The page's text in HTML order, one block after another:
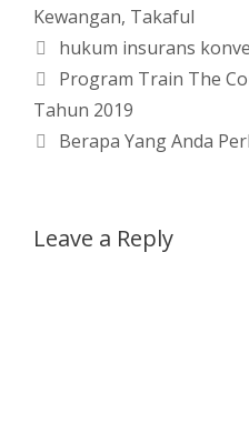
Kewangan, Takaful
Tags
hukum insurans
Program Train The
Tahun 2019
Berapa Yang Anda
Leave a Reply